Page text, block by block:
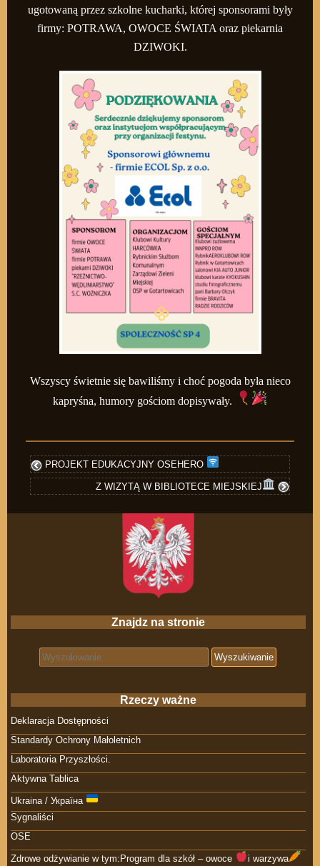
ugotowaną przez szkolne kucharki, której sponsorami były
firmy: POTRAWA, OWOCE ŚWIATA oraz piekarnia
DZIWOKI.
Wszyscy świetnie się bawiliśmy i choć pogoda była nieco
kapryśna, humory gościom dopisywały.
PROJEKT EDUKACYJNY OSEHERO
Z WIZYTĄ W BIBLIOTECE MIEJSKIEJ
Znajdz na stronie
Search for:
Rzeczy ważne
Deklaracja Dostępności
Standardy Ochrony Małoletnich
Laboratoria Przyszłości.
Aktywna Tablica
Ukraina / Україна
Sygnaliści
OSE
Zdrowe odżywianie w tym:Program dla szkół – owoce
i warzywa